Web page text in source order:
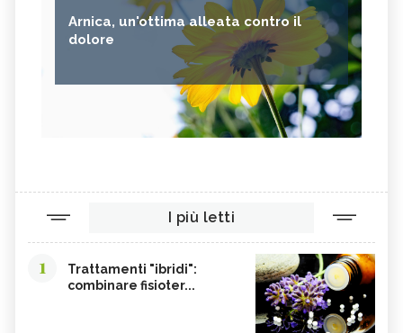
Arnica, un'ottima alleata contro il
dolore
I più letti
1
Trattamenti "ibridi":
combinare fisioter...